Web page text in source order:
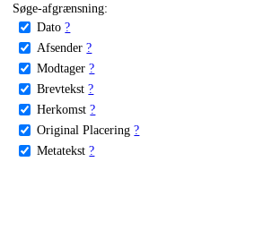
Søge-afgrænsning:
Dato ?
Afsender ?
Modtager ?
Brevtekst ?
Herkomst ?
Original Placering ?
Metatekst ?